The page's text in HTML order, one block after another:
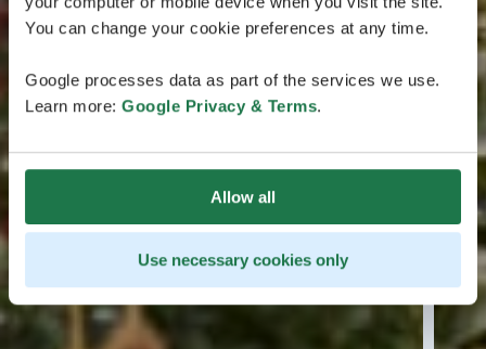
You can change your cookie preferences at any time.
Google processes data as part of the services we use.
Learn more: Google Privacy & Terms.
Allow all
Use necessary cookies only